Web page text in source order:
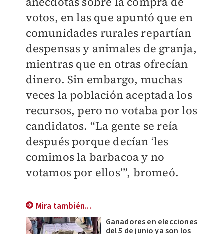
votos, en las que apuntó que en
comunidades rurales repartían
despensas y animales de granja,
mientras que en otras ofrecían
dinero. Sin embargo, muchas
veces la población aceptada los
recursos, pero no votaba por los
candidatos. “La gente se reía
después porque decían ‘les
comimos la barbacoa y no
votamos por ellos’”, bromeó.
Mira también...
Ganadores en elecciones
del 5 de junio ya son los